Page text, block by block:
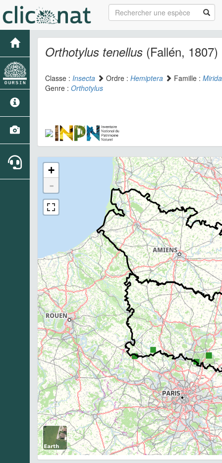
Orthotylus tenellus (Fallén, 1807)
Classe : Insecta Ordre : Hemiptera Famille :
Genre : Orthotylus
+
-